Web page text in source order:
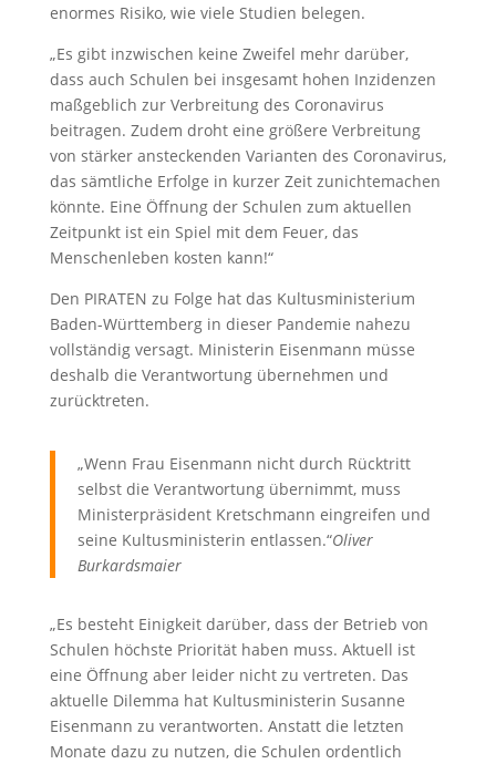
enormes Risiko, wie viele Studien belegen.
„Es gibt inzwischen keine Zweifel mehr darüber,
dass auch Schulen bei insgesamt hohen Inzidenzen
maßgeblich zur Verbreitung des Coronavirus
beitragen. Zudem droht eine größere Verbreitung
von stärker ansteckenden Varianten des Coronavirus,
das sämtliche Erfolge in kurzer Zeit zunichtemachen
könnte. Eine Öffnung der Schulen zum aktuellen
Zeitpunkt ist ein Spiel mit dem Feuer, das
Menschenleben kosten kann!“
Den PIRATEN zu Folge hat das Kultusministerium
Baden-Württemberg in dieser Pandemie nahezu
vollständig versagt. Ministerin Eisenmann müsse
deshalb die Verantwortung übernehmen und
zurücktreten.
„Wenn Frau Eisenmann nicht durch Rücktritt
selbst die Verantwortung übernimmt, muss
Ministerpräsident Kretschmann eingreifen und
seine Kultusministerin entlassen.“Oliver
Burkardsmaier
„Es besteht Einigkeit darüber, dass der Betrieb von
Schulen höchste Priorität haben muss. Aktuell ist
eine Öffnung aber leider nicht zu vertreten. Das
aktuelle Dilemma hat Kultusministerin Susanne
Eisenmann zu verantworten. Anstatt die letzten
Monate dazu zu nutzen, die Schulen ordentlich